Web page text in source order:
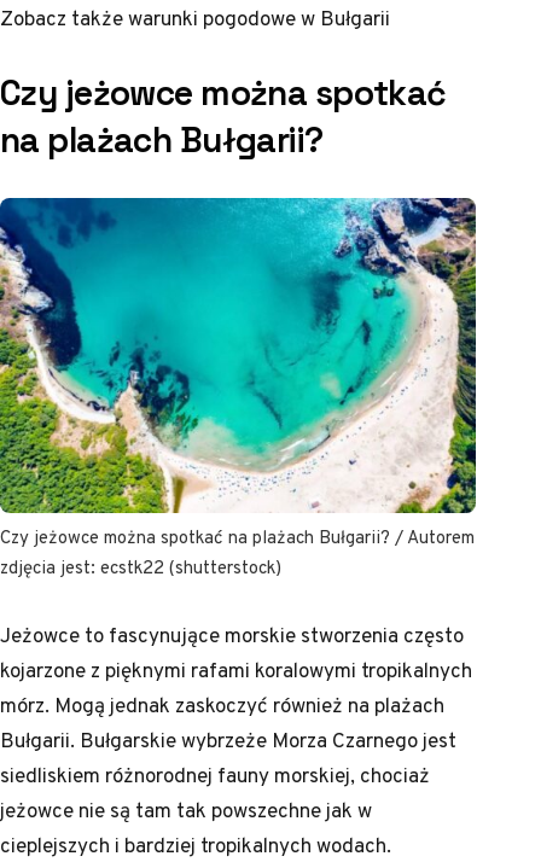
Zobacz takżewarunki pogodowe w Bułgarii
Czy jeżowce można spotkać
na plażach Bułgarii?
Czy jeżowce można spotkać na plażach Bułgarii? / Autorem
zdjęcia jest: ecstk22 (shutterstock)
Jeżowce to fascynujące morskie stworzenia często
kojarzone z pięknymi rafami koralowymi tropikalnych
mórz. Mogą jednak zaskoczyć również na plażach
Bułgarii. Bułgarskie wybrzeże Morza Czarnego jest
siedliskiem różnorodnej fauny morskiej, chociaż
jeżowce nie są tam tak powszechne jak w
cieplejszych i bardziej tropikalnych wodach.